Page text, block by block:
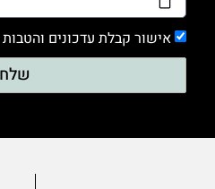
אישור קבלת עדכונים
שלח